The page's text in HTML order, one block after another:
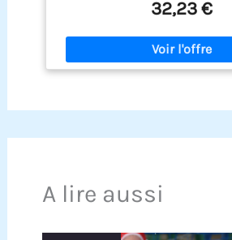
32,23 €
A lire aussi